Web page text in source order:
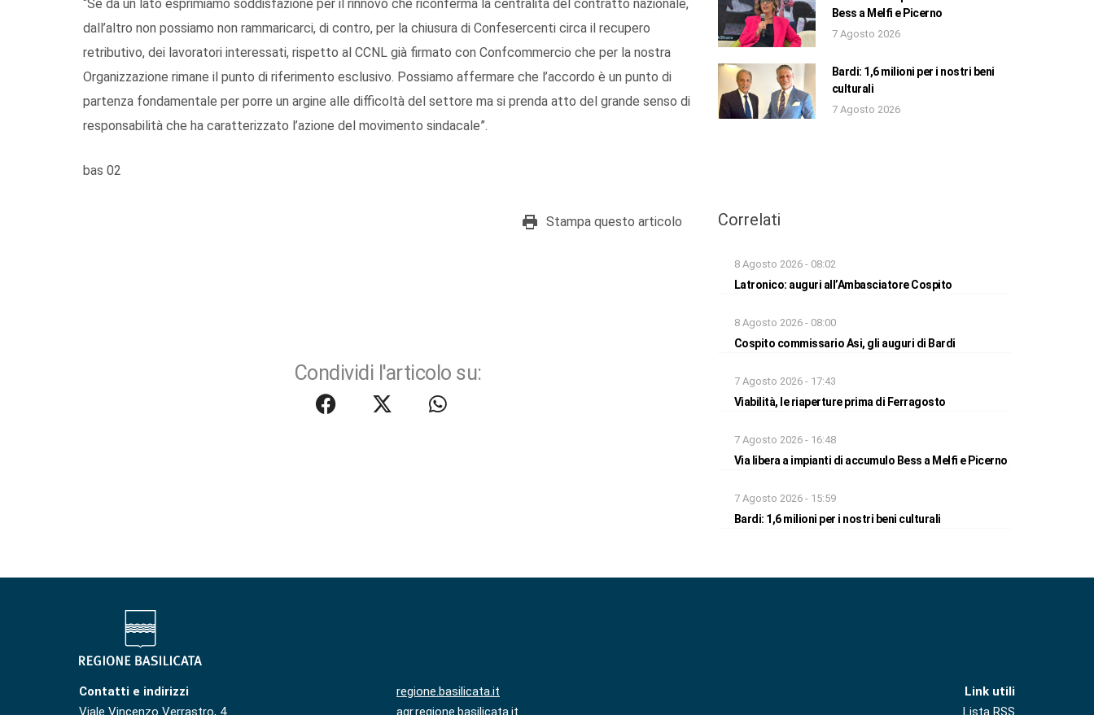
“Se da un lato esprimiamo soddisfazione per il rinnovo che riconferma la centralità del contratto nazionale,
dall’altro non possiamo non rammaricarci, di contro, per la chiusura di Confesercenti circa il recupero
retributivo, dei lavoratori interessati, rispetto al CCNL già firmato con Confcommercio che per la nostra
Organizzazione rimane il punto di riferimento esclusivo. Possiamo affermare che l’accordo è un punto di
partenza fondamentale per porre un argine alle difficoltà del settore ma si prenda atto del grande senso di
responsabilità che ha caratterizzato l’azione del movimento sindacale”.
bas 02
Stampa questo articolo
Condividi l'articolo su:
Bess a Melfi e Picerno
7 Agosto 2026
Bardi: 1,6 milioni per i nostri beni
culturali
7 Agosto 2026
Correlati
8 Agosto 2026 - 08:02
Latronico: auguri all’Ambasciatore Cospito
8 Agosto 2026 - 08:00
Cospito commissario Asi, gli auguri di Bardi
7 Agosto 2026 - 17:43
Viabilità, le riaperture prima di Ferragosto
7 Agosto 2026 - 16:48
Via libera a impianti di accumulo Bess a Melfi e Picerno
7 Agosto 2026 - 15:59
Bardi: 1,6 milioni per i nostri beni culturali
Contatti e indirizzi
Viale Vincenzo Verrastro, 4
regione.basilicata.it
agr.regione.basilicata.it
Link utili
Lista RSS